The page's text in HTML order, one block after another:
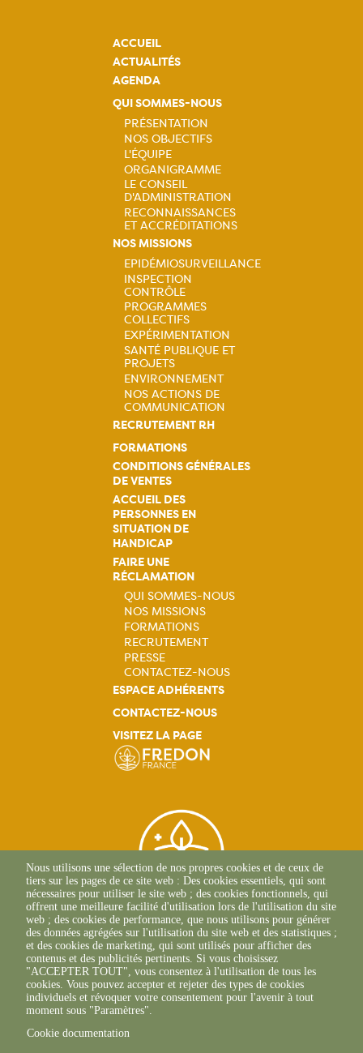
ACCUEIL
ACTUALITÉS
AGENDA
QUI SOMMES-NOUS
Navigation
principale
PRÉSENTATION
NOS OBJECTIFS
L'ÉQUIPE
ORGANIGRAMME
LE CONSEIL
D'ADMINISTRATION
RECONNAISSANCES
ET ACCRÉDITATIONS
NOS MISSIONS
Navigation
principale
EPIDÉMIOSURVEILLANCE
INSPECTION
CONTRÔLE
PROGRAMMES
COLLECTIFS
EXPÉRIMENTATION
SANTÉ PUBLIQUE ET
PROJETS
ENVIRONNEMENT
NOS ACTIONS DE
COMMUNICATION
RECRUTEMENT RH
FORMATIONS
CONDITIONS GÉNÉRALES
DE VENTES
ACCUEIL DES
PERSONNES EN
SITUATION DE
HANDICAP
FAIRE UNE
RÉCLAMATION
Navigation
principale
QUI SOMMES-NOUS
NOS MISSIONS
FORMATIONS
RECRUTEMENT
PRESSE
CONTACTEZ-NOUS
ESPACE ADHÉRENTS
CONTACTEZ-NOUS
VISITEZ LA PAGE
71, Avenue Edouard
Bourlaux CS 20032
33882 Villenave-D'Ornon
+33(0)5 56 36 61 05
Nous utilisons une sélection de nos propres cookies et de ceux de
tiers sur les pages de ce site web : Des cookies essentiels, qui sont
nécessaires pour utiliser le site web ; des cookies fonctionnels, qui
offrent une meilleure facilité d'utilisation lors de l'utilisation du site
web ; des cookies de performance, que nous utilisons pour générer
des données agrégées sur l'utilisation du site web et des statistiques ;
et des cookies de marketing, qui sont utilisés pour afficher des
contenus et des publicités pertinents. Si vous choisissez
"ACCEPTER TOUT", vous consentez à l'utilisation de tous les
cookies. Vous pouvez accepter et rejeter des types de cookies
individuels et révoquer votre consentement pour l'avenir à tout
moment sous "Paramètres".
Cookie documentation